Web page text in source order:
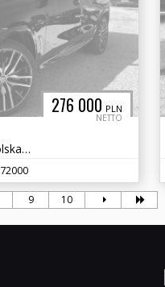
276 000 PLN
NETTO
BMW X5 M50d xDrive Salon Polska Bezwypadkowy Pakiet Serwisowy !
72000
9 10